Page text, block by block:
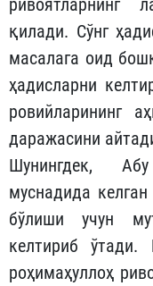
қилади. Сўнг
масалага оид
ҳадисларни
ровийларининг
даражасини
Шунингдек,
муснадида
бўлиши учун
келтириб
роҳимаҳуллоҳ